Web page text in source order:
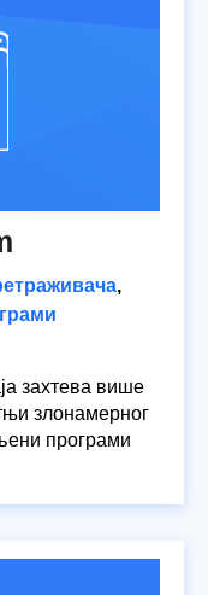
,
захтева више
злонамерног
програми